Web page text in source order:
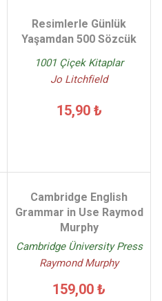
Resimlerle Günlük
Yaşamdan 500 Sözcük
1001 Çiçek Kitaplar
Jo Litchfield
15,90 ₺
Cambridge English
Grammar in Use Raymod
Murphy
Cambridge Üniversity Press
Raymond Murphy
159,00 ₺